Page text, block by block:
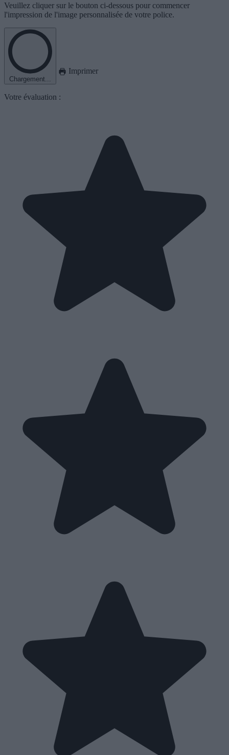
Veuillez cliquer sur le bouton ci-dessous pour commencer
l'impression de l'image personnalisée de votre police.
Chargement...
Imprimer
Votre évaluation :